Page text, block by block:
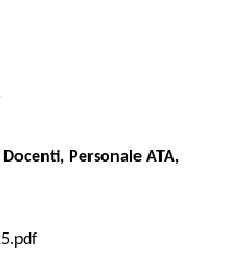
Personale ATA,